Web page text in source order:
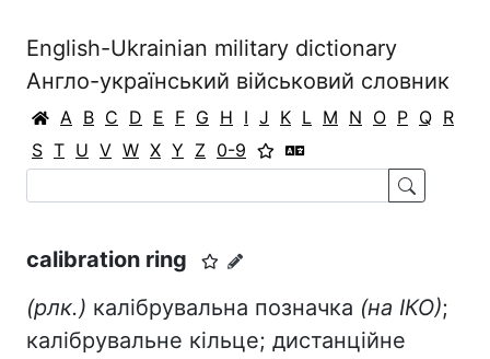
English-Ukrainian military dictionary
Англо-український військовий словник
A B C D E F G H I J K L M N O P Q R
S T U V W X Y Z 0-9
calibration ring
(рлк.) калібрувальна позначка (на ІКО);
калібрувальне кільце; дистанційне